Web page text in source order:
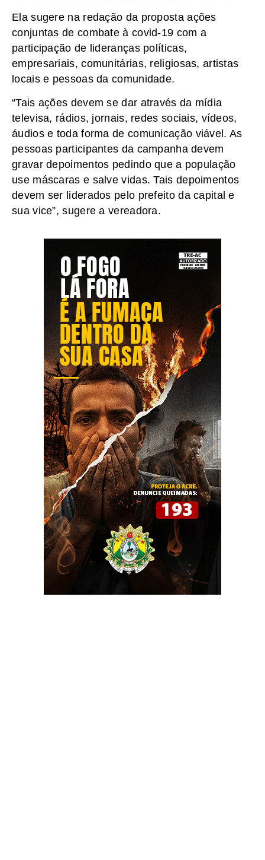
Ela sugere na redação da proposta ações
conjuntas de combate à covid-19 com a
participação de lideranças políticas,
empresariais, comunitárias, religiosas, artistas
locais e pessoas da comunidade.
“Tais ações devem se dar através da mídia
televisa, rádios, jornais, redes sociais, vídeos,
áudios e toda forma de comunicação viável. As
pessoas participantes da campanha devem
gravar depoimentos pedindo que a população
use máscaras e salve vidas. Tais depoimentos
devem ser liderados pelo prefeito da capital e
sua vice”, sugere a vereadora.